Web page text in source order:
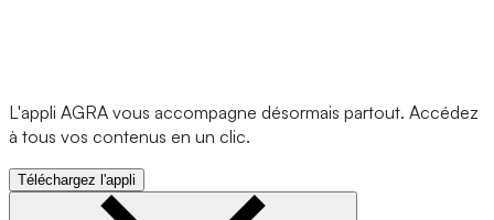
L'appli AGRA vous accompagne désormais partout. Accédez
à tous vos contenus en un clic.
Téléchargez l'appli